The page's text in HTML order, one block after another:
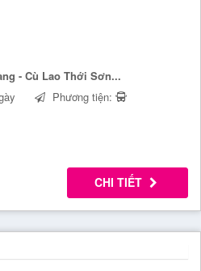
- Cù Lao Thới Sơn...
Phương tiện:
CHI TIẾT